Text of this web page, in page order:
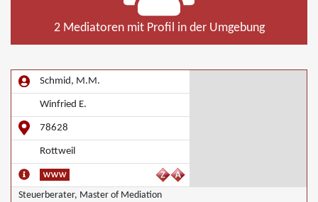
2 Mediatoren mit Profil in der Umgebung
Schmid, M.M.
Winfried E.
78628
Rottweil
Steuerberater, Master of Mediation